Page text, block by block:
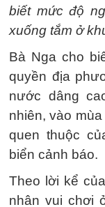
biết mức độ
xuống tắm ở
Bà Nga cho
quyền địa
nước dâng
nhiên, vào
quen thuộc
biển cảnh báo.
Theo lời kể
nhân vui chơi